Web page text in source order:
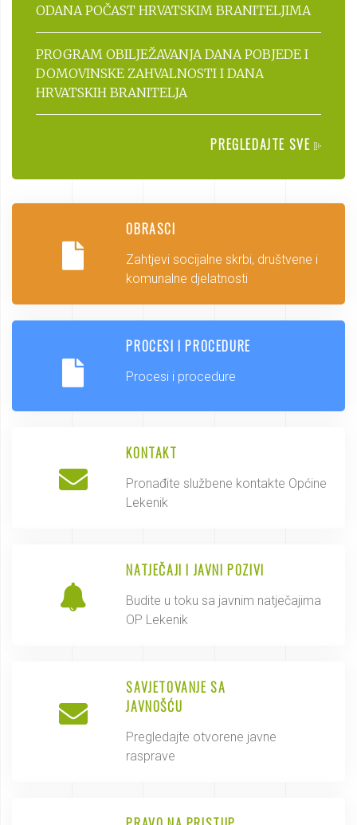
ODANA POČAST HRVATSKIM BRANITELJIMA
PROGRAM OBILJEŽAVANJA DANA POBJEDE I
DOMOVINSKE ZAHVALNOSTI I DANA
HRVATSKIH BRANITELJA
PREGLEDAJTE SVE
OBRASCI
Zahtjevi socijalne skrbi, društvene i
komunalne djelatnosti
PROCESI I PROCEDURE
Procesi i procedure
KONTAKT
Pronađite službene kontakte Općine
Lekenik
NATJEČAJI I JAVNI POZIVI
Budite u toku sa javnim natječajima
OP Lekenik
SAVJETOVANJE SA
JAVNOŠĆU
Pregledajte otvorene javne
rasprave